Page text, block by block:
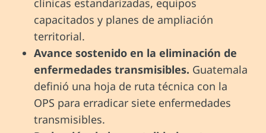
clínicas estandarizadas, equipos
capacitados y planes de ampliación
territorial.
Avance sostenido en la eliminación de
enfermedades transmisibles. Guatemala
definió una hoja de ruta técnica con la
OPS para erradicar siete enfermedades
transmisibles.